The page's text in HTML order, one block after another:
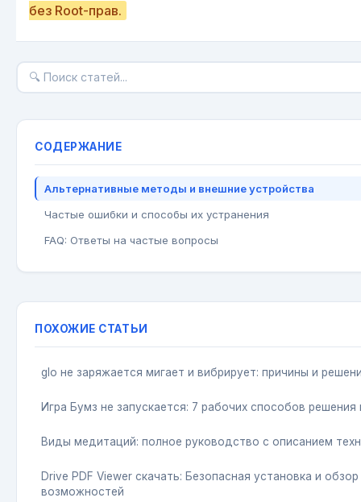
без Root-прав.
СОДЕРЖАНИЕ
Альтернативные методы и внешние устройства
Частые ошибки и способы их устранения
FAQ: Ответы на частые вопросы
ПОХОЖИЕ СТАТЬИ
glo не заряжается мигает и вибрирует: причины и
Игра Бумз не запускается: 7 рабочих способов
Виды медитаций: полное руководство с описанием
Drive PDF Viewer скачать: Безопасная установка и обзор
возможностей